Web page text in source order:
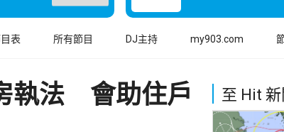
表 所有節目 DJ主持 my903.com
執法 會助住戶
至 Hit